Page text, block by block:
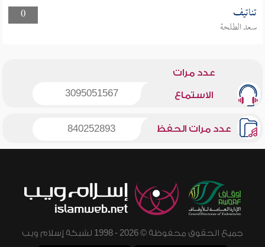
0
تناتيف
سعد الطلحة
عدد مرات
الاستماع 3095051567
عدد مرات الحفظ 840252893
جميع الحقوق محفوظة © 2026 - 1998 لشبكة إسلام ويب